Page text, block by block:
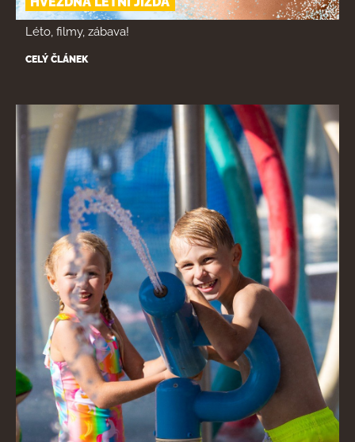
Léto, filmy, zábava!
CELÝ ČLÁNEK